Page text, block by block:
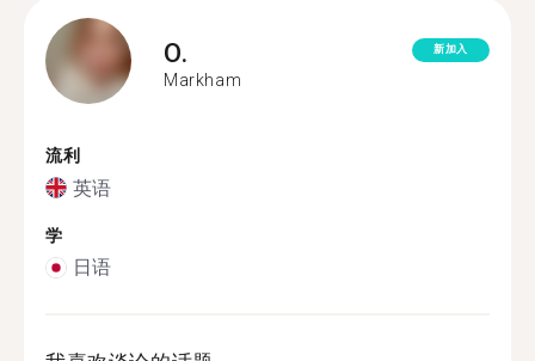
O.
Markham
新加入
流利
英语
学
日语